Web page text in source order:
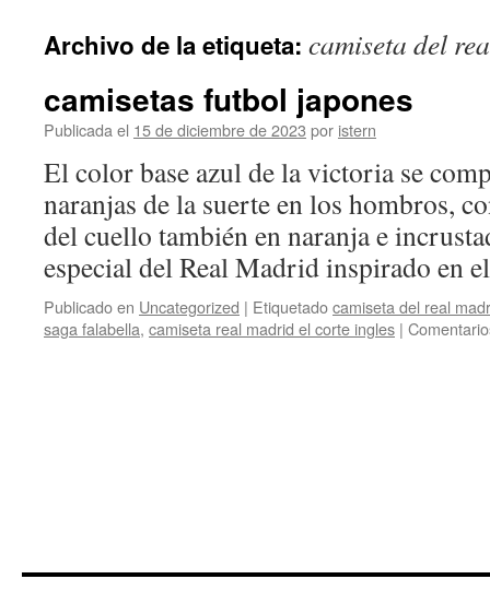
contenido
Archivo de la etiqueta: camiseta del
camisetas futbol japones
Publicada el 15 de diciembre de 2023 por istern
El color base azul de la victoria se
naranjas de la suerte en los hombros,
del cuello también en naranja e
especial del Real Madrid inspirado en
Publicado en Uncategorized | Etiquetadocamiseta del real
saga falabella, camiseta real madrid el corte ingles |